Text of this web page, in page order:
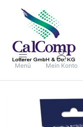
Menü Mein Konto